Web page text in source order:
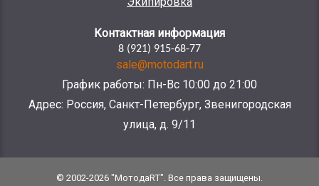
Контактная информация
8 (921) 915-68-77
sale@motodart.ru
График работы: Пн-Вс 10:00 до 21:00
Адрес: Россия, Санкт-Петербург, Звенигородская
улица, д. 9/11
© 2002-2026 "МотодаRT". Все права защищены.